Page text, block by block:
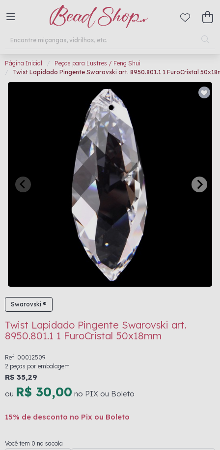
Página Inicial
Peças para Lustres / Feng Shui
Twist Lapidado Pingente Swarovski art. 8950.801.1 1 FuroCristal
Swarovski ®
Twist Lapidado Pingente Swarovski art.
8950.801.1 1 FuroCristal 50x18mm
Ref: 00012509
2 peças por embalagem
R$ 35,29
ou R$ 30,00 no PIX ou Boleto
15% de desconto no Pix ou Boleto
Você tem 0 na sacola